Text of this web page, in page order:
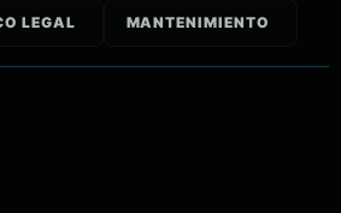
LEGAL MANTENIMIENTO